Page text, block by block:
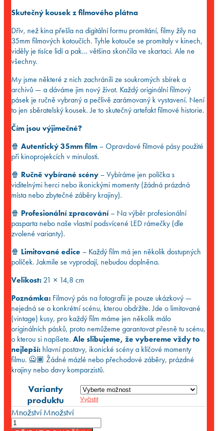
Skutečný kousek z filmového plátna
Dřív, než kina přešla na digitální formu promítání, filmy žily na
35mm filmových kotoučích. Tyhle kotouče se promítaly v kinech,
viděly je tisíce lidí a pak… většina skončila ve skartaci. Ale ne
všechny.
My jsme některé z nich zachránili ze soukromých sbírek a
archivů — a dáváme jim nový život. Každý originální filmový
pásek je ručně vybraný a pečlivě zarámovaný k vystavení. Není
to jen sběratelský kousek. Je to skutečný artefakt filmové historie.
Čím jsou výjimečné?
🍿 Autentický 35mm film – Opravdové filmové pásy použité
při kinoprojekcích v minulosti.
🍿 Ručně vybírané scény – Vybíráme jen políčka s
viditelnými herci nebo ikonickými momenty (žádná prázdná
místa nebo zbytečné záběry krajiny).
🍿 Profesionální zpracování – Na výběr profesionální
pasparta nebo naše vlastní podsvícené LED rámečky (dle
zvolené varianty).
🍿 Limitované edice – Každý film má jen několik dostupných
políček. Jakmile se vyprodají, nebudou doplněna.
Velikost: 21 × 14,8 cm
Poznámka: Filmový pás na fotografii je pouze ukázkový —
nejedná se o konkrétní scénu, kterou obdržíte. Jde o limitované
(vintage) kusy, pro každý film máme jen několik málo
originálních pásků, proto nemůžeme garantovat přesně tu scénu,
o kterou si napíšete. Ale slibujeme, že vybereme vždy to
nejlepší: hlavní postavy, ikonické scény a klíčové momenty
filmu. 🙅🏾 Žádné mázlé nebo přechodové záběry, prázdné
krajiny nebo davy komparzistů.
Varianty
produktu
Vyčistit
MnožstvíMnožství